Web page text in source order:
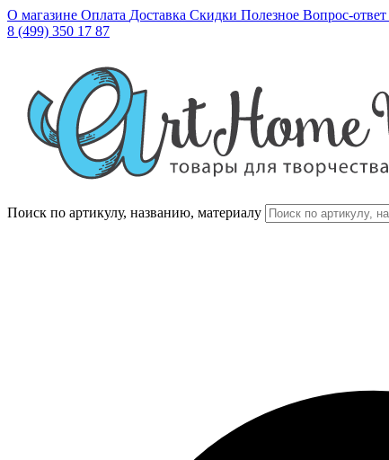
О магазине Оплата Доставка Скидки Полезное Вопрос-ответ
8 (499) 350 17 87
Поиск по артикулу, названию, материалу